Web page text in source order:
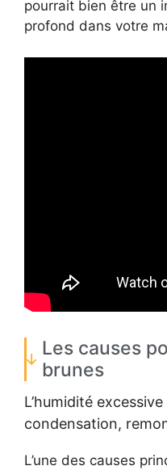
pourrait bien être un
profond dans votre
Les causes
brunes
L’humidité
condensation,
L’une des causes